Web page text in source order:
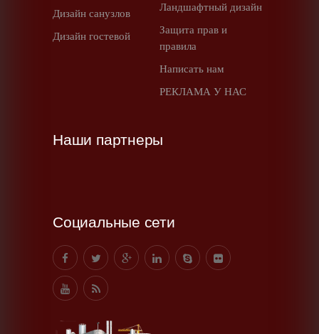
Дизайн санузлов
Дизайн гостевой
Ландшафтный дизайн
Защита прав и
правила
Написать нам
РЕКЛАМА У НАС
Наши партнеры
Социальные сети